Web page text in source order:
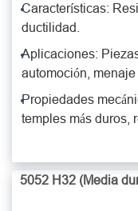
Características:
ductilidad.
Aplicaciones:
automoción, menaje
Propiedades
temples más duros,
5052 H32 (Media